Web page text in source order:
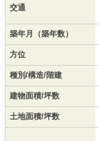
交通
築年月（築年数）
方位
種別/構造/階建
建物面積/坪数
土地面積/坪数